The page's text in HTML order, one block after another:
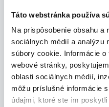
Táto webstránka používa
Na prispôsobenie obsahu
sociálnych médií a analýzu
súbory cookie. Informácie
webové stránky,
oblasti sociálnych médií,
môžu príslušné informácie
údajmi, ktoré ste im
Termín 10.08.
rozvoze
Hľadáme mužov na
tov...
Prešov
P. J. Servis, s. r. o.